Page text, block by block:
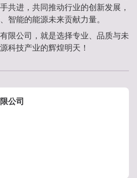
共进，共同推动行业的创新发展，
智能的能源未来贡献力量。
限公司，就是选择专业、品质与未
科技产业的辉煌明天！
公司